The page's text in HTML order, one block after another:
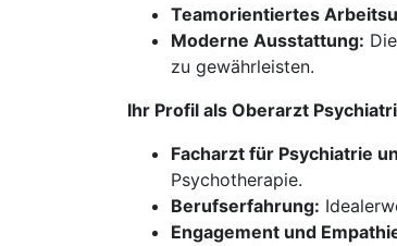
Teamorientiertes
Moderne Ausstattung:
zu gewährleisten.
Ihr Profil als Oberarzt
Facharzt für Psychiatrie
Psychotherapie.
Berufserfahrung:
Engagement und